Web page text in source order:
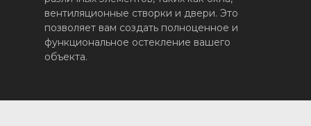
вентиляционные створки и двери. Это
позволяет вам создать полноценное и
функциональное остекление вашего
объекта.